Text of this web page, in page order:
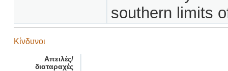
southern limits
Κίνδυνοι
Απειλές/
διαταραχές